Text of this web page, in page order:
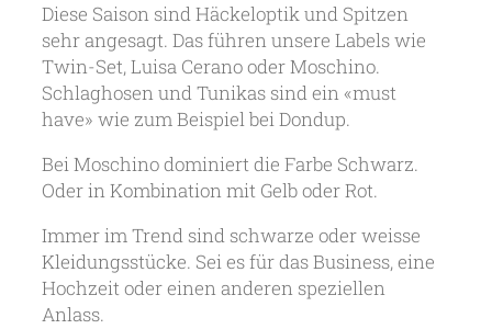
Diese Saison sind Häckeloptik und Spitzen
sehr angesagt. Das führen unsere Labels wie
Twin-Set, Luisa Cerano oder Moschino.
Schlaghosen und Tunikas sind ein «must
have» wie zum Beispiel bei Dondup.
Bei Moschino dominiert die Farbe Schwarz.
Oder in Kombination mit Gelb oder Rot.
Immer im Trend sind schwarze oder weisse
Kleidungsstücke. Sei es für das Business, eine
Hochzeit oder einen anderen speziellen
Anlass.